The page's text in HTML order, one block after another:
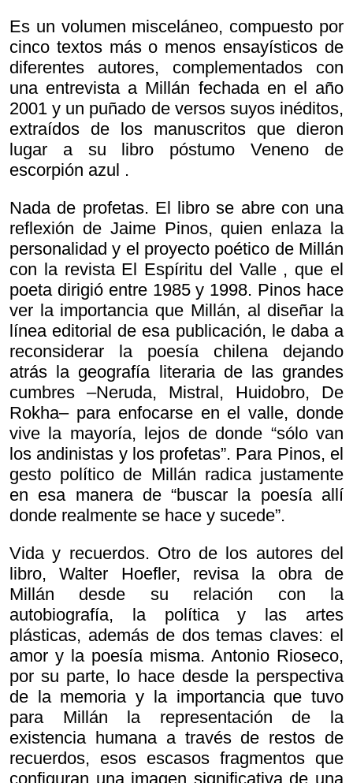
Es un volumen misceláneo, compuesto por
cinco textos más o menos ensayísticos de
diferentes autores, complementados con
una entrevista a Millán fechada en el año
2001 y un puñado de versos suyos inéditos,
extraídos de los manuscritos que dieron
lugar a su libro póstumoVeneno de
escorpión azul .
Nada de profetas. El libro se abre con una
reflexión de Jaime Pinos, quien enlaza la
personalidad y el proyecto poético de Millán
con la revista El Espíritu del Valle , que el
poeta dirigió entre 1985 y 1998. Pinos hace
ver la importancia que Millán, al diseñar la
línea editorial de esa publicación, le daba a
reconsiderar la poesía chilena dejando
atrás la geografía literaria de las grandes
cumbres –Neruda, Mistral, Huidobro, De
Rokha– para enfocarse en el valle, donde
vive la mayoría, lejos de donde “sólo van
los andinistas y los profetas”. Para Pinos, el
gesto político de Millán radica justamente
en esa manera de “buscar la poesía allí
donde realmente se hace y sucede”.
Vida y recuerdos. Otro de los autores del
libro, Walter Hoefler, revisa la obra de
Millán desde su relación con la
autobiografía, la política y las artes
plásticas, además de dos temas claves: el
amor y la poesía misma. Antonio Rioseco,
por su parte, lo hace desde la perspectiva
de la memoria y la importancia que tuvo
para Millán la representación de la
existencia humana a través de restos de
recuerdos, esos escasos fragmentos que
configuran una imagen significativa de una